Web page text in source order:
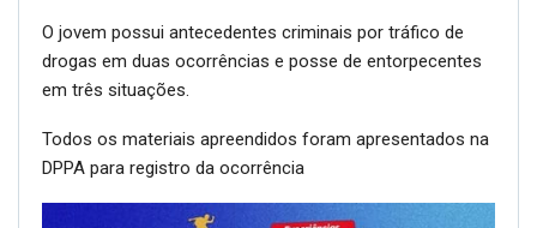
Durante operação de rotina na tarde de segunda-feira,
(4º BPChq) realizaram a prisão de um homem, de 18
anos, por tráfico de drogas no bairro Jardim Glória, em
Bento Gonçalves.